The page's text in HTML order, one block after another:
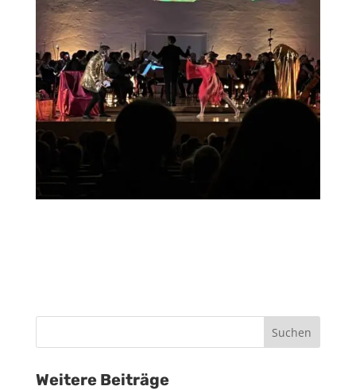
Suchen
Weitere Beiträge